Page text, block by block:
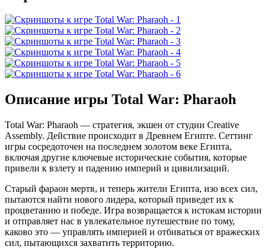
Описание игры Total War: Pharaoh
Total War: Pharaoh — стратегия, экшен от студии Creative
Assembly. Действие происходит в Древнем Египте. Сеттинг
игры сосредоточен на последнем золотом веке Египта,
включая другие ключевые исторические события, которые
привели к взлету и падению империй и цивилизаций.
Старый фараон мертв, и теперь жители Египта, изо всех сил,
пытаются найти нового лидера, который приведет их к
процветанию и победе. Игра возвращается к истокам истории
и отправляет нас в увлекательное путешествие по тому,
каково это — управлять империей и отбиваться от вражеских
сил, пытающихся захватить территорию.